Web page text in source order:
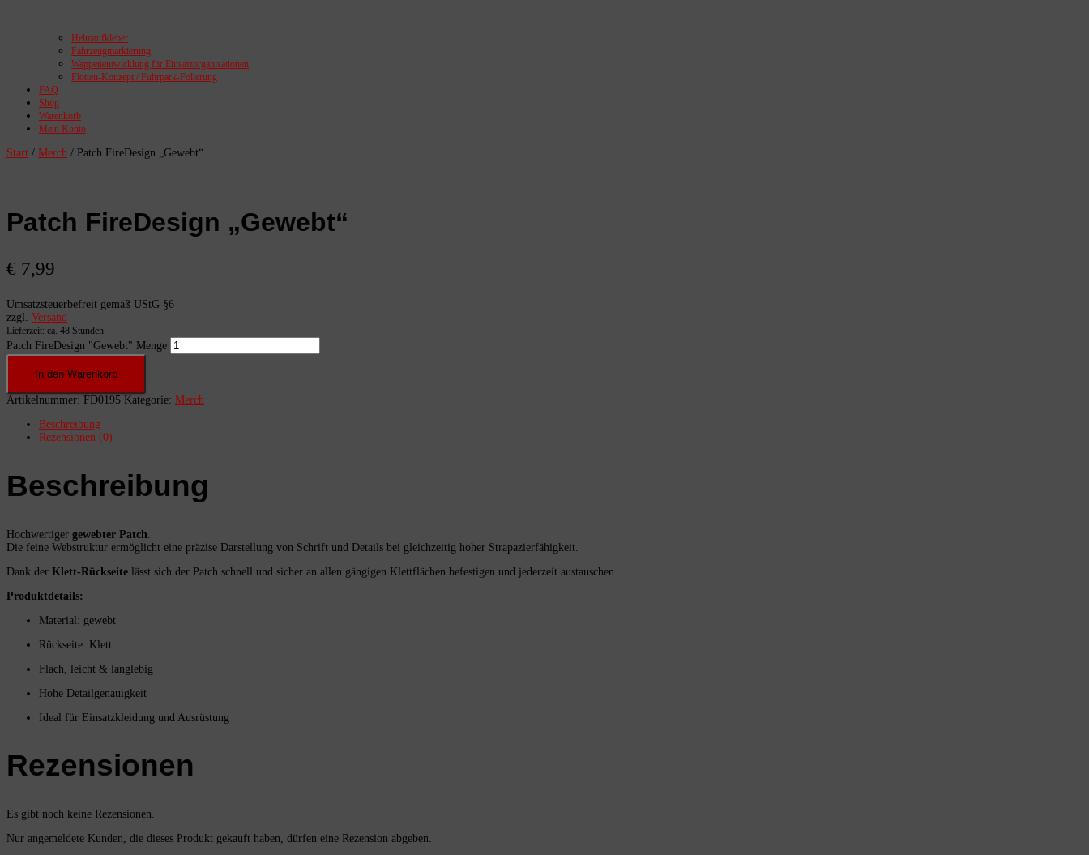
Helmaufkleber
Fahrzeugmarkierung
Wappenentwicklung für Einsatzorganisationen
Flotten-Konzept / Fuhrpark-Folierung
FAQ
Shop
Warenkorb
Mein Konto
Start / Merch / Patch FireDesign „Gewebt“
Patch FireDesign „Gewebt“
€ 7,99
Umsatzsteuerbefreit gemäß UStG §6
zzgl. Versand
Lieferzeit: ca. 48 Stunden
Patch FireDesign "Gewebt" Menge
In den Warenkorb
Artikelnummer: FD0195 Kategorie: Merch
Beschreibung
Rezensionen (0)
Beschreibung
Hochwertiger gewebter Patch
Die feine Webstruktur ermöglicht eine präzise Darstellung von Schrift und Details bei gleichzeitig hoher Strapazierfähigkeit.
Dank der Klett-Rückseite lässt sich der Patch schnell und sicher an allen gängigen Klettflächen befestigen und jederzeit austauschen.
Produktdetails:
Material: gewebt
Rückseite: Klett
Flach, leicht & langlebig
Hohe Detailgenauigkeit
Ideal für Einsatzkleidung und Ausrüstung
Rezensionen
Es gibt noch keine Rezensionen.
Nur angemeldete Kunden, die dieses Produkt gekauft haben, dürfen eine Rezension abgeben.